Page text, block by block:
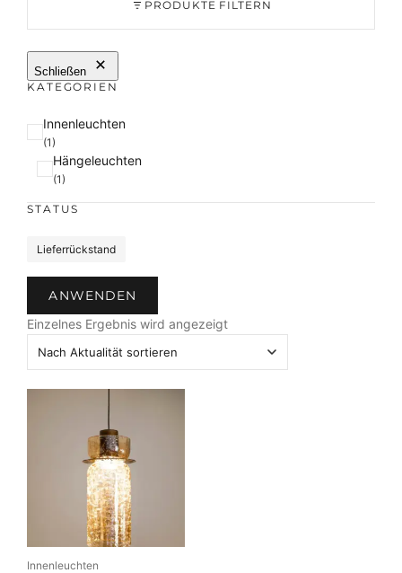
PRODUKTE FILTERN
Schließen
KATEGORIEN
K
a
g
e
Innenleuchten
(1)
Hängeleuchten
(1)
STATUS
u
Lieferrückstand
ANWENDEN
Einzelnes Ergebnis wird angezeigt
Innenleuchten